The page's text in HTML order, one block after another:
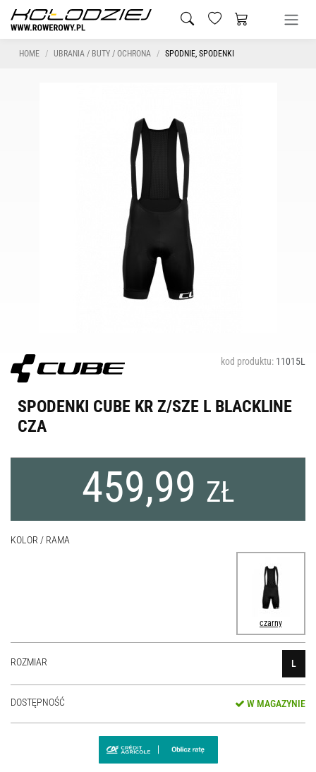
HOME UBRANIA / BUTY / OCHRONA SPODNIE, SPODENKI
kod produktu: 11015L
SPODENKI CUBE KR Z/SZE L BLACKLINE
CZA
459,99 ZŁ
KOLOR / RAMA
czarny
ROZMIAR L
DOSTĘPNOŚĆ W MAGAZYNIE